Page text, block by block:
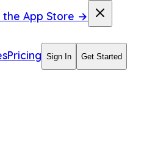
the App Store →
Pricing Sign In Get Started